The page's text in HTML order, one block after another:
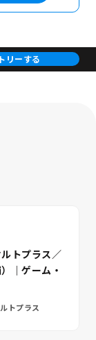
リーする
トプラス／
｜ゲーム・
トプラス